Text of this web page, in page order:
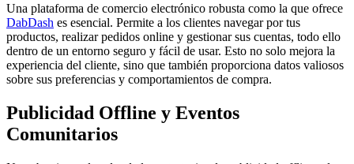
Una plataforma de comercio electrónico robusta como la que ofrece
DabDash es esencial. Permite a los clientes navegar por tus
productos, realizar pedidos online y gestionar sus cuentas, todo ello
dentro de un entorno seguro y fácil de usar. Esto no solo mejora la
experiencia del cliente, sino que también proporciona datos valiosos
sobre sus preferencias y comportamientos de compra.
Publicidad Offline y Eventos
Comunitarios